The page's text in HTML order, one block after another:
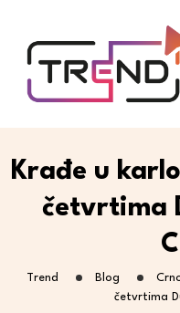
Krađe u
četvrtima
Trend Blog
četvrtima